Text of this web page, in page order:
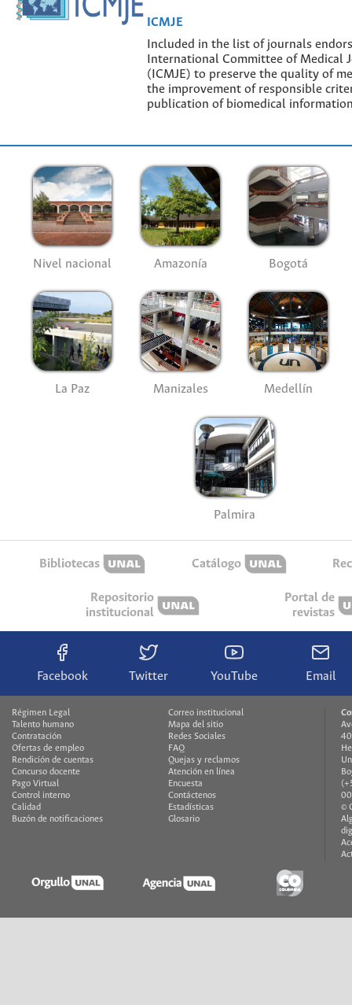
ICMJE
Included in the list of journals
International Committee of Medical
(ICMJE) to preserve the quality of
the improvement of responsible
publication of biomedical
Nivel nacional Amazonía Bogotá
La Paz Manizales Medellín
Palmira
Bibliotecas Catálogo
Repositorio
institucional
Portal de
revistas
Facebook Twitter YouTube Email
Régimen Legal
Talento humano
Contratación
Ofertas de empleo
Rendición de cuentas
Concurso docente
Pago Virtual
Control interno
Calidad
Buzón de notificaciones
Correo institucional
Mapa del sitio
Redes Sociales
FAQ
Quejas y reclamos
Atención en línea
Encuesta
Contáctenos
Estadísticas
Glosario
©